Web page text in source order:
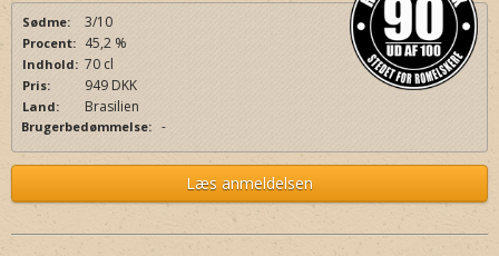
Sødme: 3/10
Procent: 45,2 %
Indhold: 70 cl
Pris: 949 DKK
Land: Brasilien
Brugerbedømmelse: -
Læs anmeldelsen